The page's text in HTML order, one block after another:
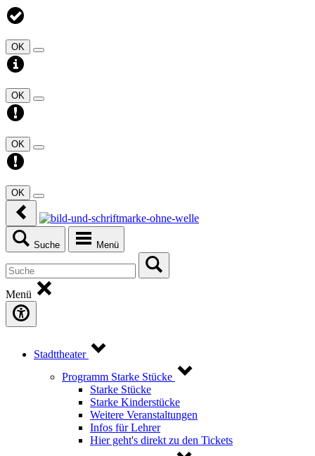
OK
OK
OK
OK
Suche Menü
Menü
Stadttheater
Programm Starke Stücke
Starke Stücke
Starke Kinderstücke
Weitere Veranstaltungen
Infos für Lehrer
Hier geht's direkt zu den Tickets